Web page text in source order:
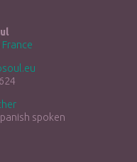
France
spoken